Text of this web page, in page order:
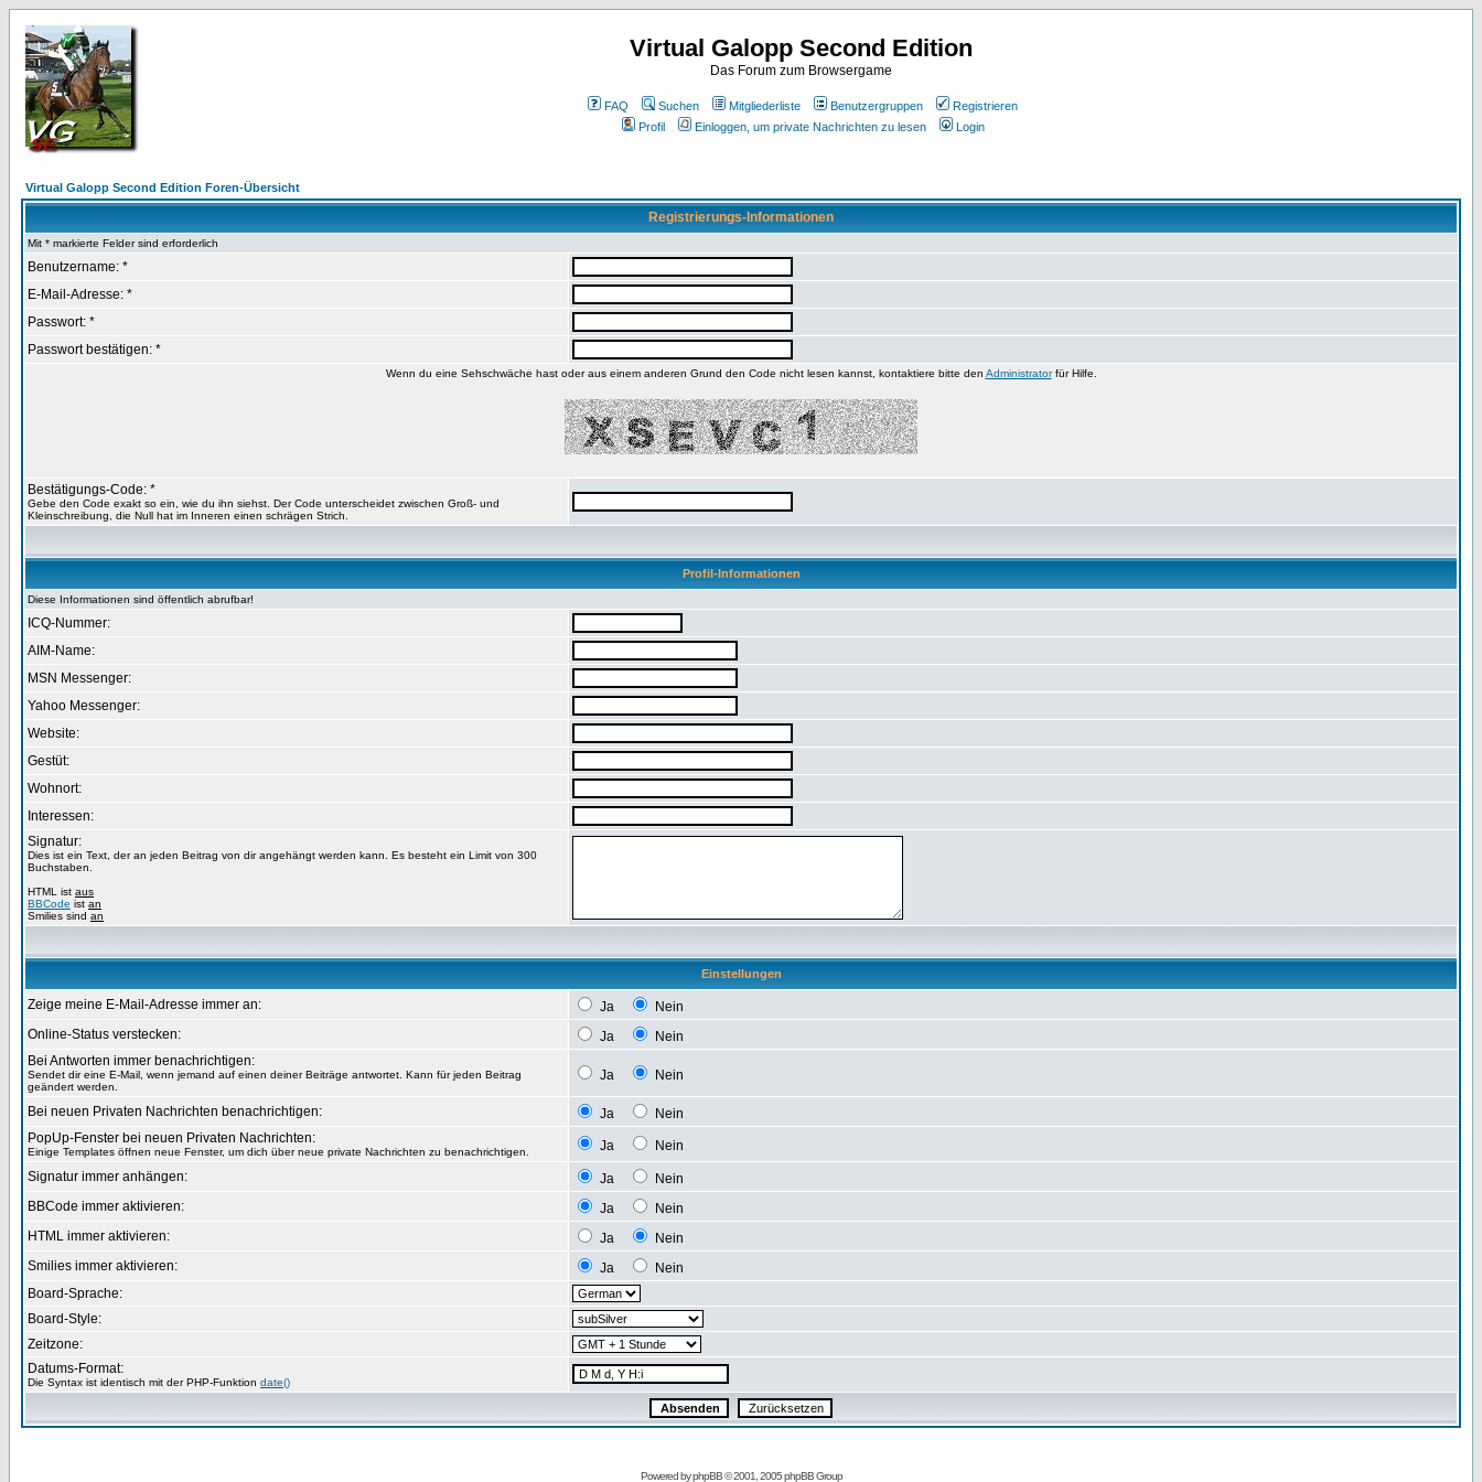
Virtual Galopp Second Edition
Das Forum zum Browsergame
FAQ Suchen Mitgliederliste Benutzergruppen
Registrieren
Profil
Einloggen, um private Nachrichten zu lesen Login
Virtual Galopp Second Edition Foren-Übersicht
Registrierungs-Informationen
Mit * markierte Felder sind erforderlich
Benutzername: *
E-Mail-Adresse: *
Passwort: *
Passwort bestätigen: *
Wenn du eine Sehschwäche hast oder aus einem anderen Grund den Code nicht lesen kannst, kontaktiere bitte den Administratorfür Hilfe.
Bestätigungs-Code: *
Gebe den Code exakt so ein, wie du ihn siehst. Der Code unterscheidet zwischen Groß- und
Kleinschreibung, die Null hat im Inneren einen schrägen Strich.
Profil-Informationen
Diese Informationen sind öffentlich abrufbar!
ICQ-Nummer:
AIM-Name:
MSN Messenger:
Yahoo Messenger:
Website:
Gestüt:
Wohnort:
Interessen:
Signatur:
Dies ist ein Text, der an jeden Beitrag von dir angehängt werden kann. Es besteht ein Limit von 300
Buchstaben.
HTML ist aus
BBCode ist an
Smilies sind an
Einstellungen
Zeige meine E-Mail-Adresse immer an: Ja
Nein
Online-Status verstecken:
Ja
Nein
Bei Antworten immer benachrichtigen:
Sendet dir eine E-Mail, wenn jemand auf einen deiner Beiträge antwortet. Kann für jeden Beitrag
geändert werden.
Ja Nein
Bei neuen Privaten Nachrichten benachrichtigen: Ja
Nein
PopUp-Fenster bei neuen Privaten Nachrichten:
Einige Templates öffnen neue Fenster, um dich über neue private Nachrichten zu benachrichtigen. Ja
Nein
Signatur immer anhängen:
Ja
Nein
BBCode immer aktivieren:
Ja
Nein
HTML immer aktivieren:
Ja
Nein
Smilies immer aktivieren:
Ja
Nein
Board-Sprache:
Board-Style:
Zeitzone:
Datums-Format:
Die Syntax ist identisch mit der PHP-Funktion date()
Powered byphpBB© 2001, 2005 phpBB Group